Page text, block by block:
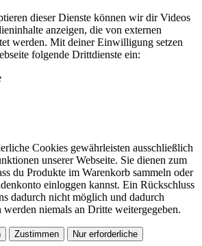
dieser Dienste können wir dir Videos
anzeigen, die von externen
werden. Mit deiner Einwilligung setzen
folgende Drittdienste ein:
Cookies gewährleisten ausschließlich
unserer Webseite. Sie dienen zum
du Produkte im Warenkorb sammeln oder
einloggen kannst. Ein Rückschluss
dadurch nicht möglich und dadurch
werden niemals an Dritte weitergegeben.
Zustimmen Nur erforderliche